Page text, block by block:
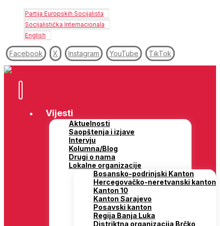
Partija Europskih Socijalista
Socijalistička Internacionala
English
Facebook X Instagram YouTube TikTok
Vijesti
Aktuelnosti
Saopštenja i izjave
Intervju
Kolumna/Blog
Drugi o nama
Lokalne organizacije
Bosansko-podrinjski Kanton
Hercegovačko-neretvanski kanton
Kanton 10
Kanton Sarajevo
Posavski kanton
Regija Banja Luka
Distriktna organizacija Brčko